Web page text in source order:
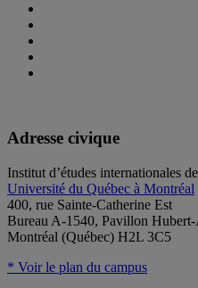
Adresse civique
Institut d’études internationales
Université du Québec à Montréal
400, rue Sainte-Catherine Est
Bureau A-1540, Pavillon
Montréal (Québec) H2L 3C5
* Voir le plan du campus